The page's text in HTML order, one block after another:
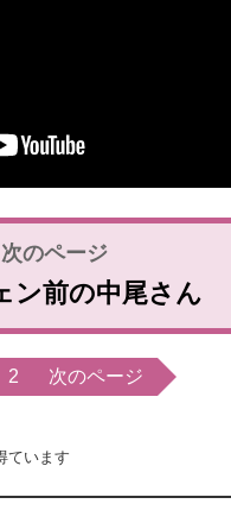
ン前の中尾さん
2 次のページ
ています